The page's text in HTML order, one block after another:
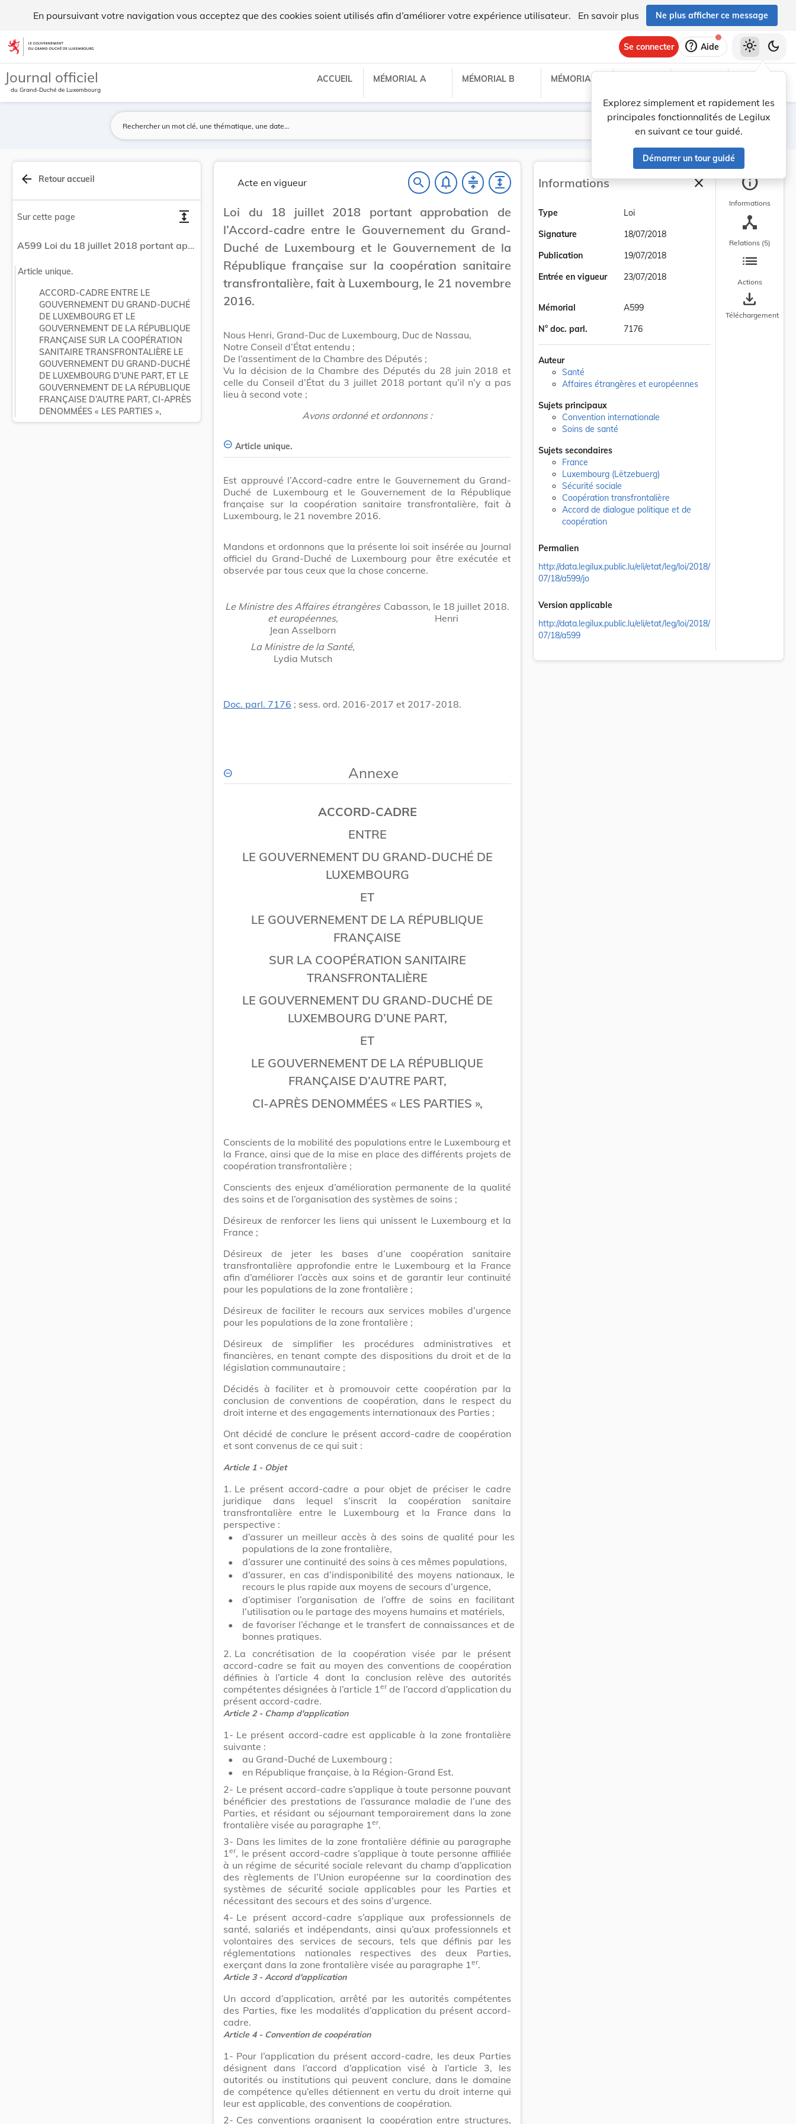
En poursuivant votre navigation vous acceptez que des cookies soient utilisés afin d’améliorer votre expérience utilisateur. En savoir plus Ne plus afficher ce message
Aller au contenu
Se connecter help Aide
Explorez simplement et rapidement les
principales fonctionnalités de Legilux
en suivant ce tour guidé.
Démarrer un tour guidé
light_mode dark_mode
Journal officiel
du Grand-Duché de Luxembourg
ACCUEIL MÉMORIAL A MÉMORIAL B MÉMORIAL C
Lancer la recherche
Filtres
arrow_back Retour accueil
Sur cette page expand
A599 Loi du 18 juillet 2018 portant approbation de l’Accord-cadre entre le Gouvernement du Grand-Duché de Luxembourg et le Gouvernement de la République française sur la coopération sanitaire transfrontalière, fait à Luxembourg, le 21 novembre 2016.
Article unique.
ACCORD-CADRE ENTRE LE
GOUVERNEMENT DU GRAND-DUCHÉ
DE LUXEMBOURG ET LE
GOUVERNEMENT DE LA RÉPUBLIQUE
FRANÇAISE SUR LA COOPÉRATION
SANITAIRE TRANSFRONTALIÈRE LE
GOUVERNEMENT DU GRAND-DUCHÉ
DE LUXEMBOURG D’UNE PART, ET LE
GOUVERNEMENT DE LA RÉPUBLIQUE
FRANÇAISE D’AUTRE PART, CI-APRÈS
DENOMMÉES « LES PARTIES »,
Acte en vigueur search notifications_none compress expand
Loi du 18 juillet 2018 portant approbation de
l’Accord-cadre entre le Gouvernement du Grand-
Duché de Luxembourg et le Gouvernement de la
République française sur la coopération sanitaire
transfrontalière, fait à Luxembourg, le 21 novembre
2016.
Nous Henri, Grand-Duc de Luxembourg, Duc de Nassau,
Notre Conseil d’État entendu ;
De l’assentiment de la Chambre des Députés ;
Vu la décision de la Chambre des Députés du 28 juin 2018 et
celle du Conseil d’État du 3 juillet 2018 portant qu’il n’y a pas
lieu à second vote ;
Avons ordonné et ordonnons :
Article unique.
Est approuvé l’Accord-cadre entre le Gouvernement du Grand-
Duché de Luxembourg et le Gouvernement de la République
française sur la coopération sanitaire transfrontalière, fait à
Luxembourg, le 21 novembre 2016.
Mandons et ordonnons que la présente loi soit insérée au Journal
officiel du Grand-Duché de Luxembourg pour être exécutée et
observée par tous ceux que la chose concerne.
Le Ministre des Affaires étrangères
et européennes,
Jean Asselborn
La Ministre de la Santé,
Lydia Mutsch
Cabasson, le 18 juillet 2018.
Henri
Doc. parl. 7176 ; sess. ord. 2016-2017 et 2017-2018.
Annexe
ACCORD-CADRE
ENTRE
LE GOUVERNEMENT DU GRAND-DUCHÉ DE
LUXEMBOURG
ET
LE GOUVERNEMENT DE LA RÉPUBLIQUE
FRANÇAISE
SUR LA COOPÉRATION SANITAIRE
TRANSFRONTALIÈRE
LE GOUVERNEMENT DU GRAND-DUCHÉ DE
LUXEMBOURG D’UNE PART,
ET
LE GOUVERNEMENT DE LA RÉPUBLIQUE
FRANÇAISE D’AUTRE PART,
CI-APRÈS DENOMMÉES « LES PARTIES »,
Conscients de la mobilité des populations entre le Luxembourg et
la France, ainsi que de la mise en place des différents projets de
coopération transfrontalière ;
Conscients des enjeux d’amélioration permanente de la qualité
des soins et de l’organisation des systèmes de soins ;
Désireux de renforcer les liens qui unissent le Luxembourg et la
France ;
Désireux de jeter les bases d’une coopération sanitaire
transfrontalière approfondie entre le Luxembourg et la France
afin d’améliorer l’accès aux soins et de garantir leur continuité
pour les populations de la zone frontalière ;
Désireux de faciliter le recours aux services mobiles d’urgence
pour les populations de la zone frontalière ;
Désireux de simplifier les procédures administratives et
financières, en tenant compte des dispositions du droit et de la
législation communautaire ;
Décidés à faciliter et à promouvoir cette coopération par la
conclusion de conventions de coopération, dans le respect du
droit interne et des engagements internationaux des Parties ;
Ont décidé de conclure le présent accord-cadre de coopération
et sont convenus de ce qui suit :
Article 1 - Objet
1. Le présent accord-cadre a pour objet de préciser le cadre
juridique dans lequel s’inscrit la coopération sanitaire
transfrontalière entre le Luxembourg et la France dans la
perspective :
•
d’assurer un meilleur accès à des soins de qualité pour les
populations de la zone frontalière,
•
d’assurer une continuité des soins à ces mêmes populations,
•
d’assurer, en cas d’indisponibilité des moyens nationaux, le
recours le plus rapide aux moyens de secours d’urgence,
•
d’optimiser l’organisation de l’offre de soins en facilitant
l’utilisation ou le partage des moyens humains et matériels,
•
de favoriser l’échange et le transfert de connaissances et de
bonnes pratiques.
2. La concrétisation de la coopération visée par le présent
accord-cadre se fait au moyen des conventions de coopération
définies à l’article 4 dont la conclusion relève des autorités
compétentes désignées à l’article 1 erde l’accord d’application du
présent accord-cadre.
Article 2 - Champ d'application
1- Le présent accord-cadre est applicable à la zone frontalière
suivante :
•
au Grand-Duché de Luxembourg ;
•
en République française, à la Région-Grand Est.
2- Le présent accord-cadre s’applique à toute personne pouvant
bénéficier des prestations de l’assurance maladie de l’une des
Parties, et résidant ou séjournant temporairement dans la zone
frontalière visée au paragraphe 1 er.
3- Dans les limites de la zone frontalière définie au paragraphe
1 er, le présent accord-cadre s’applique à toute personne affiliée
à un régime de sécurité sociale relevant du champ d’application
des règlements de l’Union européenne sur la coordination des
systèmes de sécurité sociale applicables pour les Parties et
nécessitant des secours et des soins d’urgence.
4- Le présent accord-cadre s’applique aux professionnels de
santé, salariés et indépendants, ainsi qu’aux professionnels et
volontaires des services de secours, tels que définis par les
réglementations nationales respectives des deux Parties,
exerçant dans la zone frontalière visée au paragraphe 1 er.
Article 3 - Accord d'application
Un accord d’application, arrêté par les autorités compétentes
des Parties, fixe les modalités d’application du présent accord-
cadre.
Article 4 - Convention de coopération
1- Pour l’application du présent accord-cadre, les deux Parties
désignent dans l’accord d’application visé à l’article 3, les
autorités ou institutions qui peuvent conclure, dans le domaine
de compétence qu’elles détiennent en vertu du droit interne qui
leur est applicable, des conventions de coopération.
2- Ces conventions organisent la coopération entre structures,
Informations closeFermer la barre
Type
Loi
Signature
18/07/2018
Publication
19/07/2018
Entrée en vigueur
23/07/2018
Mémorial
A599
N° doc. parl.
7176
Auteur
Santé
Affaires étrangères et européennes
Sujets principaux
Convention internationale
Soins de santé
Sujets secondaires
France
Luxembourg (Lëtzebuerg)
Sécurité sociale
Coopération transfrontalière
Accord de dialogue politique et de
coopération
Permalien
http://data.legilux.public.lu/eli/etat/leg/loi/2018/
07/18/a599/jo
Version applicable
http://data.legilux.public.lu/eli/etat/leg/loi/2018/
07/18/a599
info
Informations
device_hub
Relations (5)
list
Actions
save_alt
Téléchargement